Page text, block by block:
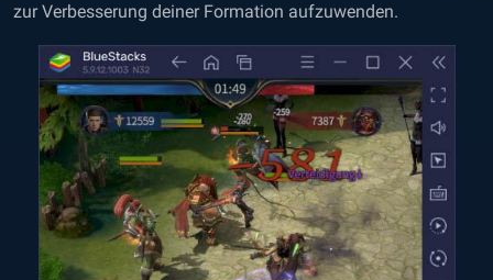
zur Verbesserung deiner Formation aufzuwenden.